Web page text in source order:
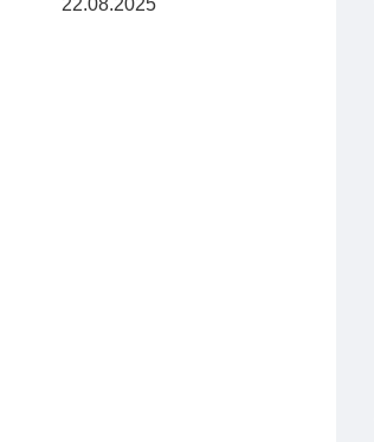
22.08.2025